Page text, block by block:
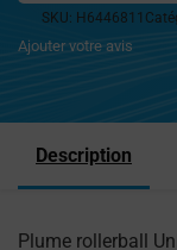
SKU: H6446811
Ajouter votre avis
Description
Plume rollerball